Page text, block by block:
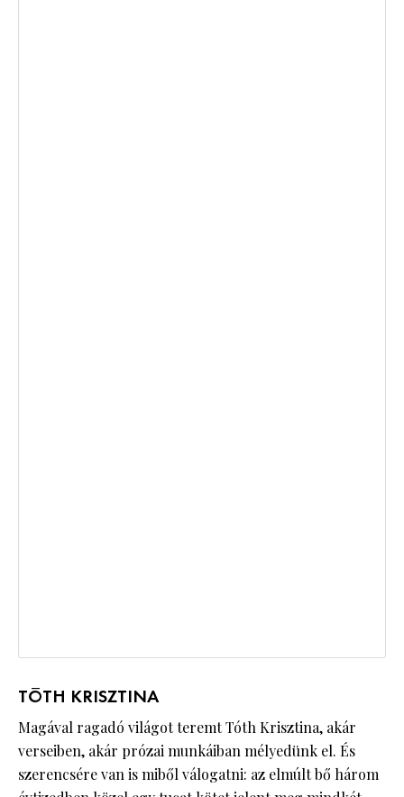
TÓTH KRISZTINA
Magával ragadó világot teremt Tóth Krisztina, akár
verseiben, akár prózai munkáiban mélyedünk el. És
szerencsére van is miből válogatni: az elmúlt bő három